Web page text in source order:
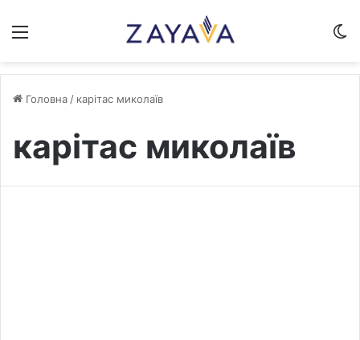
Головна / карітас миколаїв
карітас миколаїв